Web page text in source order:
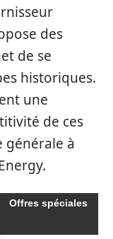
des
de se
historiques.
une
de ces
générale à
Offres spéciales